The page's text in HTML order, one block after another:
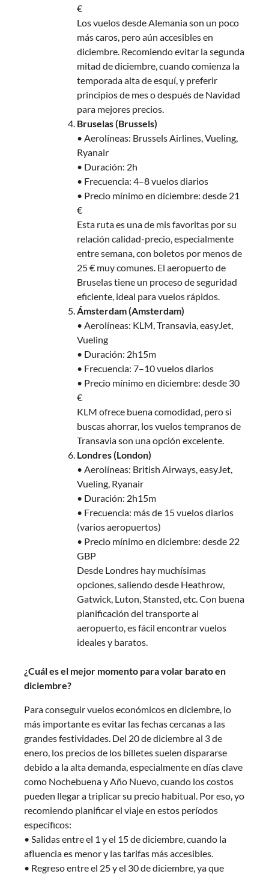
€
Los vuelos desde Alemania son un poco
más caros, pero aún accesibles en
diciembre. Recomiendo evitar la segunda
mitad de diciembre, cuando comienza la
temporada alta de esquí, y preferir
principios de mes o después de Navidad
para mejores precios.
Bruselas (Brussels)
• Aerolíneas: Brussels Airlines, Vueling,
Ryanair
• Duración: 2h
• Frecuencia: 4–8 vuelos diarios
• Precio mínimo en diciembre: desde 21
€
Esta ruta es una de mis favoritas por su
relación calidad-precio, especialmente
entre semana, con boletos por menos de
25 € muy comunes. El aeropuerto de
Bruselas tiene un proceso de seguridad
eficiente, ideal para vuelos rápidos.
Ámsterdam (Amsterdam)
• Aerolíneas: KLM, Transavia, easyJet,
Vueling
• Duración: 2h15m
• Frecuencia: 7–10 vuelos diarios
• Precio mínimo en diciembre: desde 30
€
KLM ofrece buena comodidad, pero si
buscas ahorrar, los vuelos tempranos de
Transavia son una opción excelente.
Londres (London)
• Aerolíneas: British Airways, easyJet,
Vueling, Ryanair
• Duración: 2h15m
• Frecuencia: más de 15 vuelos diarios
(varios aeropuertos)
• Precio mínimo en diciembre: desde 22
GBP
Desde Londres hay muchísimas
opciones, saliendo desde Heathrow,
Gatwick, Luton, Stansted, etc. Con buena
planificación del transporte al
aeropuerto, es fácil encontrar vuelos
ideales y baratos.
¿Cuál es el mejor momento para volar barato en
diciembre?
Para conseguir vuelos económicos en diciembre, lo
más importante es evitar las fechas cercanas a las
grandes festividades. Del 20 de diciembre al 3 de
enero, los precios de los billetes suelen dispararse
debido a la alta demanda, especialmente en días clave
como Nochebuena y Año Nuevo, cuando los costos
pueden llegar a triplicar su precio habitual. Por eso, yo
recomiendo planificar el viaje en estos períodos
específicos:
• Salidas entre el 1 y el 15 de diciembre, cuando la
afluencia es menor y las tarifas más accesibles.
• Regreso entre el 25 y el 30 de diciembre, ya que